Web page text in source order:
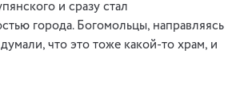
и сразу стал
города. Богомольцы, направляясь
что это тоже какой-то храм, и